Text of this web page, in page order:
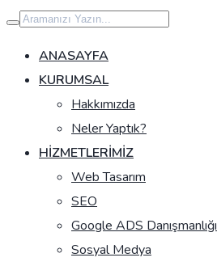
İçeriğe
geç
ANASAYFA
KURUMSAL
Hakkımızda
Neler Yaptık?
HIZMETLERIMIZ
Web Tasarım
SEO
Google ADS Danışmanlığı
Sosyal Medya